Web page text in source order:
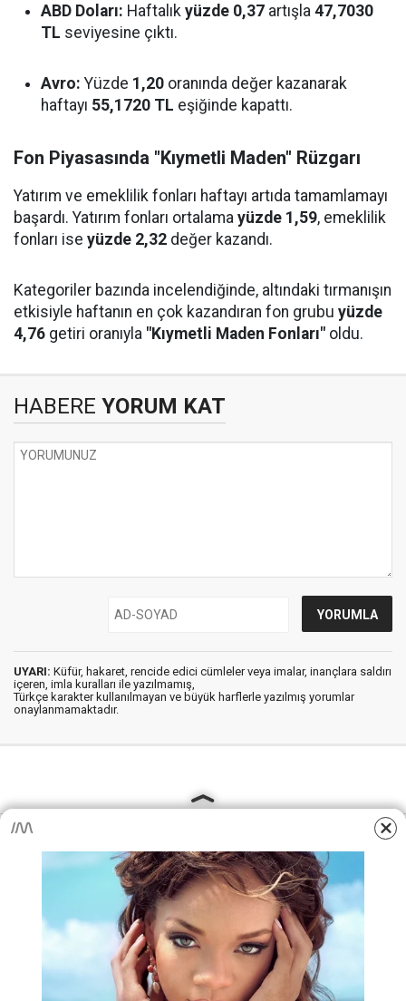
ABD Doları: Haftalık yüzde 0,37 artışla 47,7030
TL seviyesine çıktı.
Avro: Yüzde 1,20 oranında değer kazanarak
haftayı 55,1720 TL eşiğinde kapattı.
Fon Piyasasında "Kıymetli Maden" Rüzgarı
Yatırım ve emeklilik fonları haftayı artıda tamamlamayı
başardı. Yatırım fonları ortalama yüzde 1,59, emeklilik
fonları ise yüzde 2,32 değer kazandı.
Kategoriler bazında incelendiğinde, altındaki tırmanışın
etkisiyle haftanın en çok kazandıran fon grubu yüzde
4,76 getiri oranıyla "Kıymetli Maden Fonları" oldu.
HABERE YORUM KAT
UYARI: Küfür, hakaret, rencide edici cümleler veya imalar, inançlara saldırı
içeren, imla kuralları ile yazılmamış,
Türkçe karakter kullanılmayan ve büyük harflerle yazılmış yorumlar
onaylanmamaktadır.
AjansKamu.Net - Memur, Meb Personel ve Kamudan Haber
Sitesi © 2025
Künye
Gizlilik İlkeleri
Sitene Ekle
MEB Personel – Öğretmen Haberleri